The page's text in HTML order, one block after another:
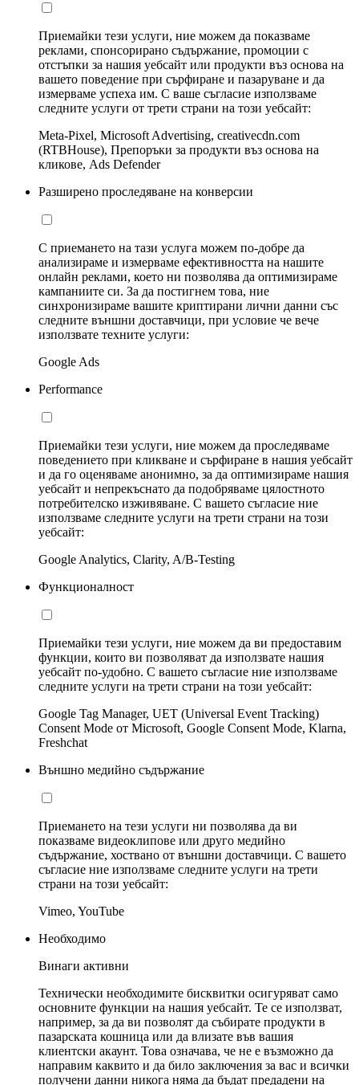
Приемайки тези услуги, ние можем да показваме
реклами, спонсорирано съдържание, промоции с
отстъпки за нашия уебсайт или продукти въз основа на
вашето поведение при сърфиране и пазаруване и да
измерваме успеха им. С ваше съгласие използваме
следните услуги от трети страни на този уебсайт:
Meta-Pixel, Microsoft Advertising, creativecdn.com
(RTBHouse), Препоръки за продукти въз основа на
кликове, Ads Defender
Разширено проследяване на конверсии
С приемането на тази услуга можем по-добре да
анализираме и измерваме ефективността на нашите
онлайн реклами, което ни позволява да оптимизираме
кампаниите си. За да постигнем това, ние
синхронизираме вашите криптирани лични данни със
следните външни доставчици, при условие че вече
използвате техните услуги:
Google Ads
Performance
Приемайки тези услуги, ние можем да проследяваме
поведението при кликване и сърфиране в нашия уебсайт
и да го оценяваме анонимно, за да оптимизираме нашия
уебсайт и непрекъснато да подобряваме цялостното
потребителско изживяване. С вашето съгласие ние
използваме следните услуги на трети страни на този
уебсайт:
Google Analytics, Clarity, A/B-Testing
Функционалност
Приемайки тези услуги, ние можем да ви предоставим
функции, които ви позволяват да използвате нашия
уебсайт по-удобно. С вашето съгласие ние използваме
следните услуги на трети страни на този уебсайт:
Google Tag Manager, UET (Universal Event Tracking)
Consent Mode от Microsoft, Google Consent Mode, Klarna,
Freshchat
Външно медийно съдържание
Приемането на тези услуги ни позволява да ви
показваме видеоклипове или друго медийно
съдържание, хоствано от външни доставчици. С вашето
съгласие ние използваме следните услуги на трети
страни на този уебсайт:
Vimeo, YouTube
Необходимо
Винаги активни
Технически необходимите бисквитки осигуряват само
основните функции на нашия уебсайт. Те се използват,
например, за да ви позволят да събирате продукти в
пазарската кошница или да влизате във вашия
клиентски акаунт. Това означава, че не е възможно да
направим каквито и да било заключения за вас и всички
получени данни никога няма да бъдат предадени на